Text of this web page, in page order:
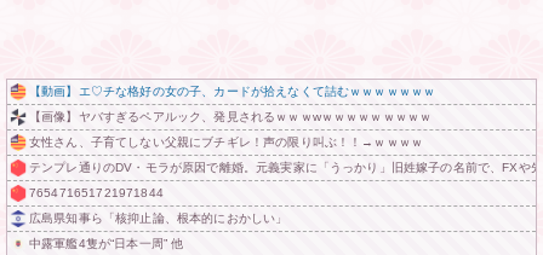
【動画】エ♡チな格好の女の子、カードが拾えなくて詰むｗｗｗｗｗｗｗ
【画像】ヤバすぎるペアルック、発見されるｗｗｗwｗｗｗｗｗｗｗｗｗ
女性さん、子育てしない父親にブチギレ！声の限り叫ぶ！！→ｗｗｗｗ
テンプレ通りのDV・モラが原因で離婚。元義実家に「うっかり」旧姓嫁子の名前で、FX
765471651721971844
広島県知事ら「核抑止論、根本的におかしい」
中露軍艦4隻が“日本一周” 他